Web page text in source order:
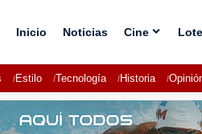
Inicio Noticias Cine
Estilo Tecnología Historia